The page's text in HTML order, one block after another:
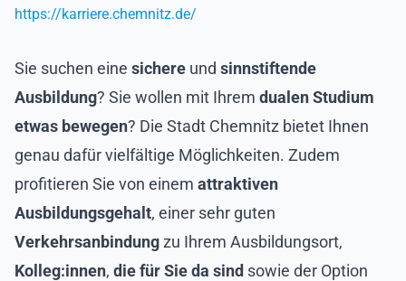
https://karriere.chemnitz.de/
Sie suchen eine sichere und sinnstiftende
Ausbildung? Sie wollen mit Ihrem dualen Studium
etwas bewegen? Die Stadt Chemnitz bietet Ihnen
genau dafür vielfältige Möglichkeiten. Zudem
profitieren Sie von einem attraktiven
Ausbildungsgehalt, einer sehr guten
Verkehrsanbindungzu Ihrem Ausbildungsort,
Kolleg:innen, die für Sie da sind sowie der Option